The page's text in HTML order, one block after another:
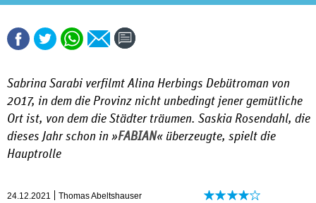
Sabrina Sarabi verfilmt Alina Herbings Debütroman von
2017, in dem die Provinz nicht unbedingt jener gemütliche
Ort ist, von dem die Städter träumen. Saskia Rosendahl, die
dieses Jahr schon in »FABIAN« überzeugte, spielt die
Hauptrolle
24.12.2021 Thomas Abeltshauser